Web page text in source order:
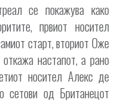
се покажува како
првиот носител
старт, вториот Оже
настапот, а рано
носител Алекс де
сетови од Британецот